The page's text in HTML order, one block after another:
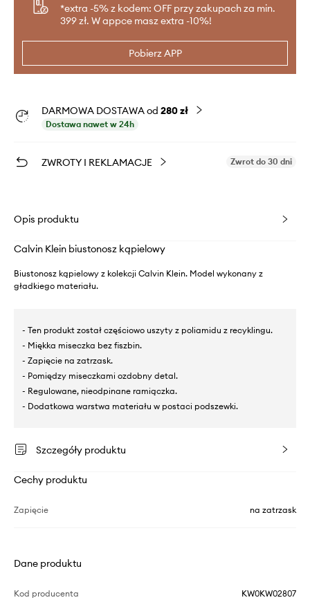
*extra -5% z kodem: OFF przy zakupach za min.
399 zł. W appce masz extra -10%!
Pobierz APP
DARMOWA DOSTAWA od 280 zł
Dostawa nawet w 24h
ZWROTY I REKLAMACJE Zwrot do 30 dni
Opis produktu
Calvin Klein biustonosz kąpielowy
Biustonosz kąpielowy z kolekcji Calvin Klein. Model wykonany z
gładkiego materiału.
- Ten produkt został częściowo uszyty z poliamidu z recyklingu.
- Miękka miseczka bez fiszbin.
- Zapięcie na zatrzask.
- Pomiędzy miseczkami ozdobny detal.
- Regulowane, nieodpinane ramiączka.
- Dodatkowa warstwa materiału w postaci podszewki.
Szczegóły produktu
Cechy produktu
Zapięcie na zatrzask
Dane produktu
Kod producenta KW0KW02807